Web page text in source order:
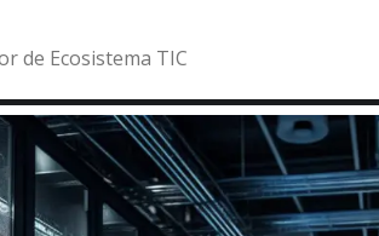
de Ecosistema TIC